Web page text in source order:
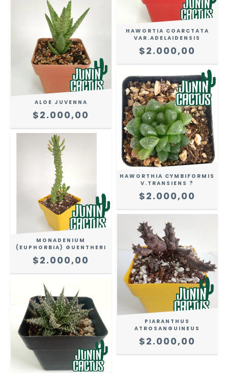
ALOE JUVENNA
$2.000,00
HAWORTIA COARCTATA
VAR.ADELAIDENSIS
$2.000,00
MONADENIUM
(EUPHORBIA) GUENTHERI
$2.000,00
HAWORTHIA CYMBIFORMIS
V.TRANSIENS ?
$2.000,00
PIARANTHUS
ATROSANGUINEUS
$2.000,00